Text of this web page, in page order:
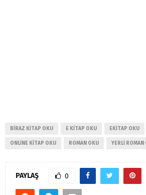
BIRAZ KITAP OKU E KITAP OKU EKITAP OKU
ONLINE KITAP OKU ROMAN OKU YERLI ROMAN
PAYLAŞ 0